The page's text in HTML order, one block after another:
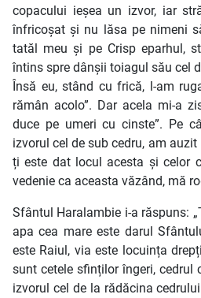
copacului ieșea un izvor, iar
înfricoșat și nu lăsa pe nimeni
tatăl meu și pe Crisp eparhul,
întins spre dânșii toiagul său cel
Însă eu, stând cu frică, l-am
rămân acolo”. Dar acela mi-a
duce pe umeri cu cinste”. Pe
izvorul cel de sub cedru, am
ți este dat locul acesta și celor
vedenie ca aceasta văzând, mă
Sfântul Haralambie i-a răspuns:
apa cea mare este darul
este Raiul, via este locuința
sunt cetele sfinților îngeri, cedrul
izvorul cel de la rădăcina